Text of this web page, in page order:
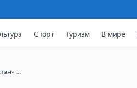
Спорт Туризм В мире
…